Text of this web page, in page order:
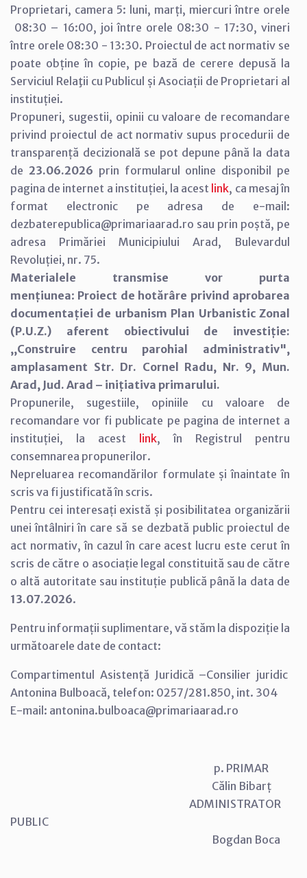
Proprietari, camera 5: luni, marți, miercuri între orele
08:30 – 16:00, joi între orele 08:30 - 17:30, vineri
între orele 08:30 - 13:30. Proiectul de act normativ se
poate obține în copie, pe bază de cerere depusă la
Serviciul Relaţii cu Publicul și Asociații de Proprietari al
instituției.
Propuneri, sugestii, opinii cu valoare de recomandare
privind proiectul de act normativ supus procedurii de
transparență decizională se pot depune până la data
de 23.06.2026 prin formularul online disponibil pe
pagina de internet a instituției, la acest link, ca mesaj în
format electronic pe adresa de e-mail:
dezbaterepublica@primariaarad.ro sau prin poștă, pe
adresa Primăriei Municipiului Arad, Bulevardul
Revoluției, nr. 75.
Materialele transmise vor purta
mențiunea: Proiect de hotărâre privind aprobarea
documentației de urbanism Plan Urbanistic Zonal
(P.U.Z.) aferent obiectivului de investiție:
,,Construire centru parohial administrativ",
amplasament Str. Dr. Cornel Radu, Nr. 9, Mun.
Arad, Jud. Arad – inițiativa primarului.
Propunerile, sugestiile, opiniile cu valoare de
recomandare vor fi publicate pe pagina de internet a
instituției, la acest link, în Registrul pentru
consemnarea propunerilor.
Nepreluarea recomandărilor formulate și înaintate în
scris va fi justificată în scris.
Pentru cei interesați există și posibilitatea organizării
unei întâlniri în care să se dezbată public proiectul de
act normativ, în cazul în care acest lucru este cerut în
scris de către o asociație legal constituită sau de către
o altă autoritate sau instituție publică până la data de
13.07.2026.
Pentru informații suplimentare, vă stăm la dispoziție la
următoarele date de contact:
Compartimentul Asistență Juridică –Consilier juridic
Antonina Bulboacă, telefon: 0257/281.850, int. 304
E-mail: antonina.bulboaca@primariaarad.ro
p. PRIMAR
Călin Bibarț
ADMINISTRATOR
PUBLIC
Bogdan Boca